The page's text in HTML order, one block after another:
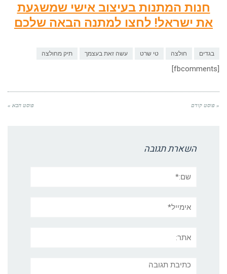
חנות המתנות בעיצוב אישי שמשגעת
את ישראל! לחצו למתנה הבאה שלכם
בגדים חולצה טי שרט עשה זאת בעצמך תיק מחולצה
[fbcomments]
« פוסט קודם פוסט הבא »
השארת תגובה
תגובה